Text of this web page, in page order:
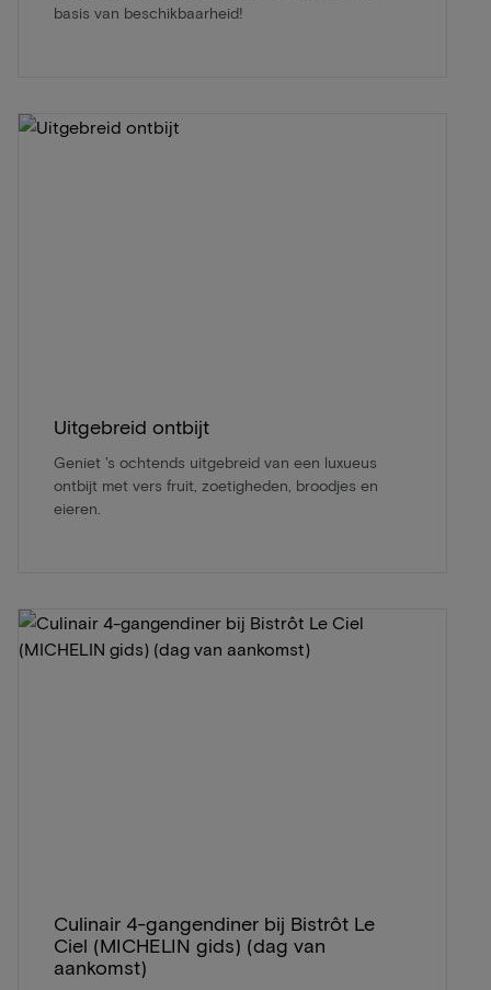
basis van beschikbaarheid!
Uitgebreid ontbijt
Geniet 's ochtends uitgebreid van een luxueus
ontbijt met vers fruit, zoetigheden, broodjes en
eieren.
Culinair 4-gangendiner bij Bistrôt Le
Ciel (MICHELIN gids) (dag van
aankomst)